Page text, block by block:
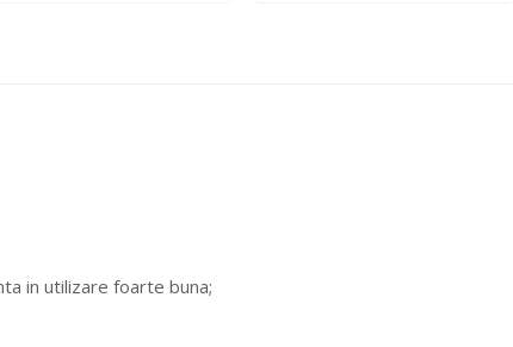
in utilizare foarte buna;